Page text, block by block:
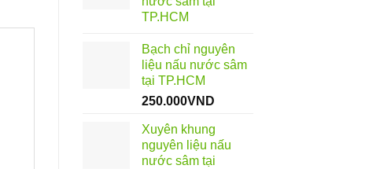
TP.HCM
Bạch chỉ nguyên
liệu nấu nước sâm
tại TP.HCM
250.000VND
Xuyên khung
nguyên liệu nấu
nước sâm tại